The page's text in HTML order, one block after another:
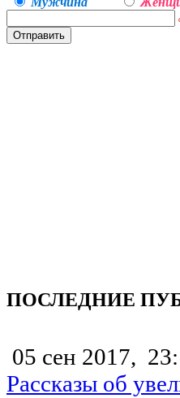
ПОСЛЕДНИЕ
05 сен 2017,
Рассказы об